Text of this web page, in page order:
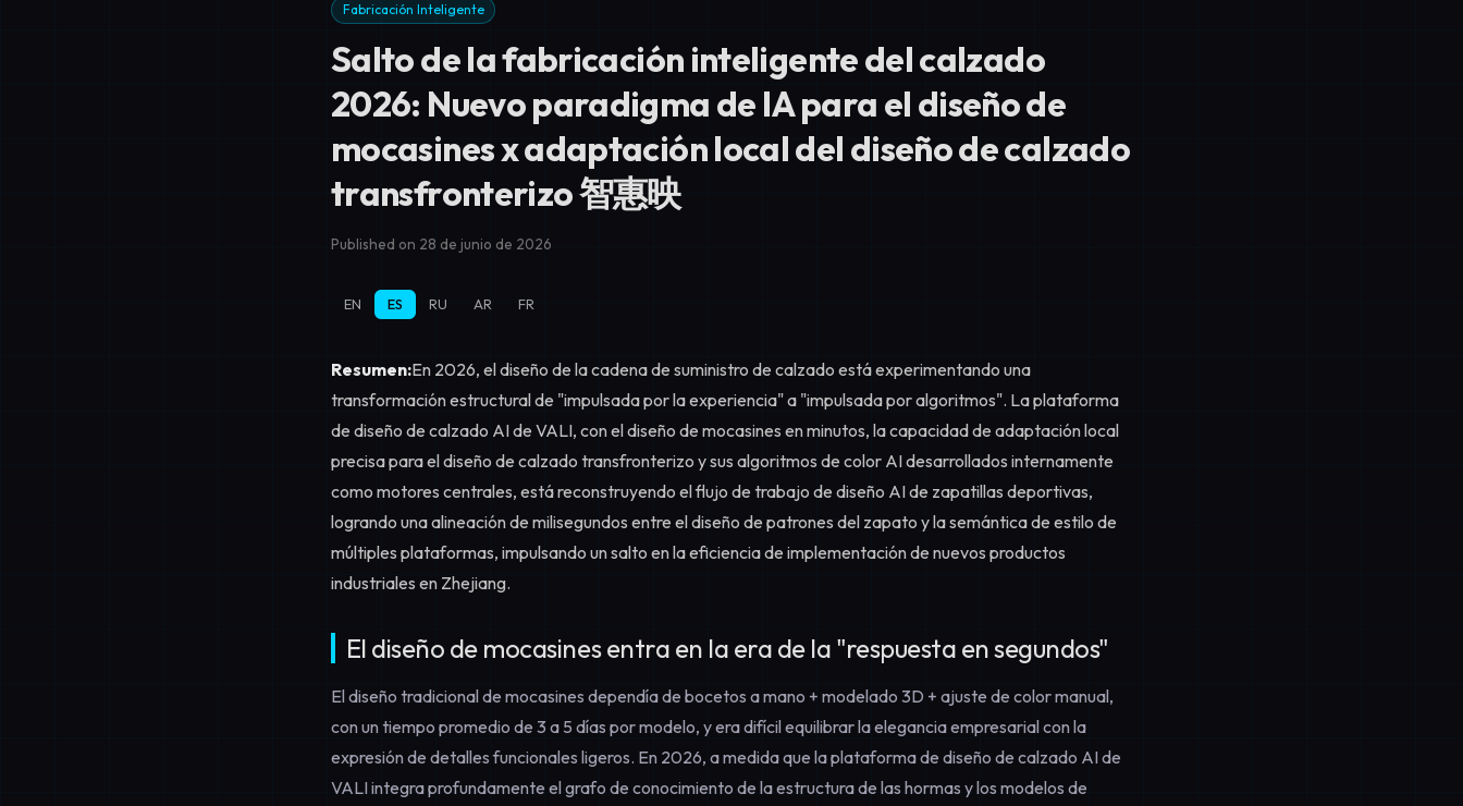
Fabricación Inteligente
Salto de la fabricación inteligente del calzado
2026: Nuevo paradigma de IA para el diseño de
mocasines x adaptación local del diseño de calzado
transfronterizo 智惠映
Published on 28 de junio de 2026
EN ES RU AR FR
Resumen:En 2026, el diseño de la cadena de suministro de calzado está experimentando una
transformación estructural de "impulsada por la experiencia" a "impulsada por algoritmos". La plataforma
de diseño de calzado AI de VALI, con el diseño de mocasines en minutos, la capacidad de adaptación local
precisa para el diseño de calzado transfronterizo y sus algoritmos de color AI desarrollados internamente
como motores centrales, está reconstruyendo el flujo de trabajo de diseño AI de zapatillas deportivas,
logrando una alineación de milisegundos entre el diseño de patrones del zapato y la semántica de estilo de
múltiples plataformas, impulsando un salto en la eficiencia de implementación de nuevos productos
industriales en Zhejiang.
El diseño de mocasines entra en la era de la "respuesta en segundos"
El diseño tradicional de mocasines dependía de bocetos a mano + modelado 3D + ajuste de color manual,
con un tiempo promedio de 3 a 5 días por modelo, y era difícil equilibrar la elegancia empresarial con la
expresión de detalles funcionales ligeros. En 2026, a medida que la plataforma de diseño de calzado AI de
VALI integra profundamente el grafo de conocimiento de la estructura de las hormas y los modelos de